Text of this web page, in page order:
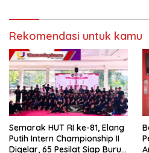
Rekomendasi untuk kamu
Semarak HUT RI ke-81, Elang
Putih Intern Championship II
Digelar, 65 Pesilat Siap Buru